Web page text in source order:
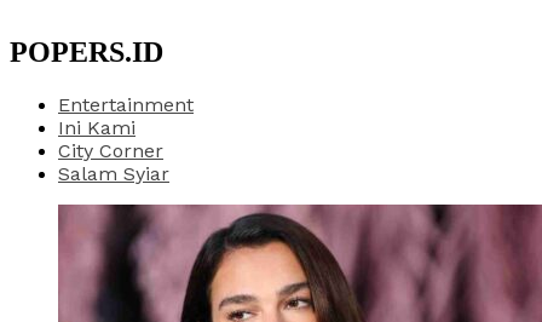
POPERS.ID
Entertainment
Ini Kami
City Corner
Salam Syiar